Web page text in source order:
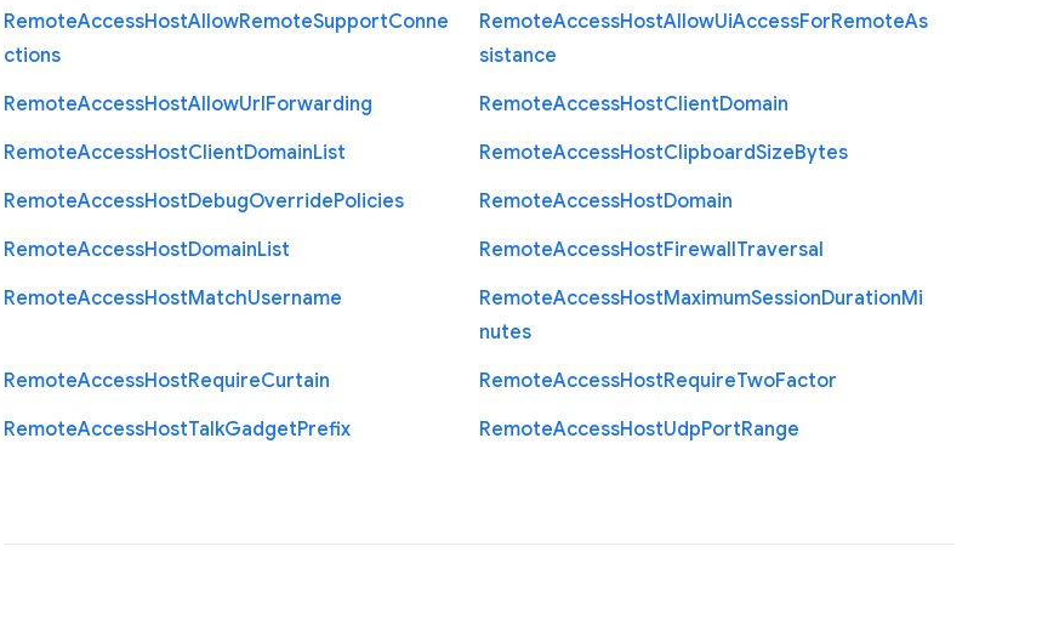
RemoteAccessHostAllowRemoteSupportConne
ctions
RemoteAccessHostAllowUiAccessForRemoteAs
sistance
RemoteAccessHostAllowUrlForwarding RemoteAccessHostClientDomain
RemoteAccessHostClientDomainList RemoteAccessHostClipboardSizeBytes
RemoteAccessHostDebugOverridePolicies RemoteAccessHostDomain
RemoteAccessHostDomainList RemoteAccessHostFirewallTraversal
RemoteAccessHostMatchUsername RemoteAccessHostMaximumSessionDurationMi
nutes
RemoteAccessHostRequireCurtain RemoteAccessHostRequireTwoFactor
RemoteAccessHostTalkGadgetPrefix RemoteAccessHostUdpPortRange